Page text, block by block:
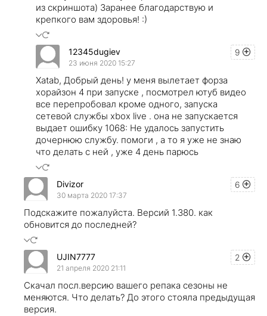
из скриншота) Заранее благодарствую и
крепкого вам здоровья! :)
9
12345dugiev
23 июня 2020 15:27
Xatab, Добрый день! у меня вылетает форза
хорайзон 4 при запуске , посмотрел ютуб видео
все перепробовал кроме одного, запуска
cетевой службы xbox live . она не запускается
выдает ошибку 1068: Не удалось запустить
дочернюю службу. помоги , а то я уже не знаю
что делать с ней , уже 4 день парюсь
6
Divizor
30 марта 2020 17:37
Подскажите пожалуйста. Версий 1.380. как
обновится до последней?
2
UJIN7777
21 апреля 2020 21:11
Скачал посл.версию вашего репака сезоны не
меняются. Что делать? До этого стояла предыдущая
версия.